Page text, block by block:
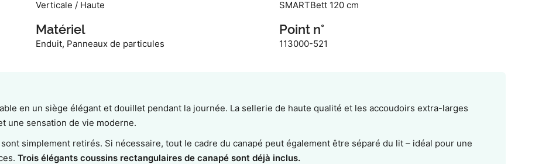
Verticale / Haute
Matériel
Enduit, Panneaux de particules
SMARTBett 120 cm
Point n°
113000-521
en un siège élégant et douillet pendant la journée. La sellerie de haute qualité et les accoudoirs extra-larges
une sensation de vie moderne.
simplement retirés. Si nécessaire, tout le cadre du canapé peut également être séparé du lit – idéal pour une
Trois élégants coussins rectangulaires de canapé sont déjà inclus.